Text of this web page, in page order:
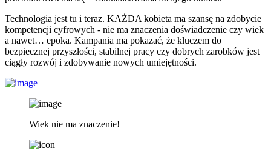
Technologia jest tu i teraz. KAŻDA kobieta ma szansę na zdobycie
kompetencji cyfrowych - nie ma znaczenia doświadczenie czy wiek
a nawet… epoka. Kampania ma pokazać, że kluczem do
bezpiecznej przyszłości, stabilnej pracy czy dobrych zarobków jest
ciągły rozwój i zdobywanie nowych umiejętności.
Wiek nie ma znaczenie!